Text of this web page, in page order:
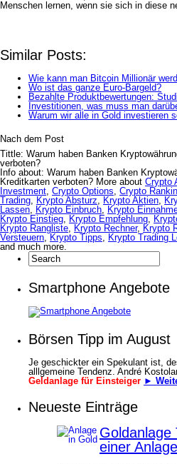
Menschen lernen, wenn sie sich in diese
Similar Posts:
Wie kann man Bitcoin Millionär
Wo ist das ganze Euro-Bargeld?
Bezahlte Produktbewertungen:
Investitionen, was muss man
Warum wir alle in Gold investieren
Nach dem Post
Tittle: Warum haben Banken
verboten?
Info about: Warum haben Banken
Kreditkarten verboten? More about Crypto
Investment, Crypto Options, Crypto
Trading, Krypto Absturz, Krypto Aktien,
Lassen, Krypto Einbruch, Krypto
Krypto Einstieg, Krypto Empfehlung,
Krypto Rangliste, Krypto Rechner, Krypto
Versteuern, Krypto Tipps, Krypto Trading
and much more.
Smartphone Angebote
Börsen Tipp im August
Je geschickter ein Spekulant ist,
alllgemeine Tendenz. André
Geldanlage für Einsteiger ►
Neueste Einträge
Goldanlage
einer